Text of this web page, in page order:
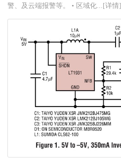
警、及云端报警等。 • 区域化...[详情]